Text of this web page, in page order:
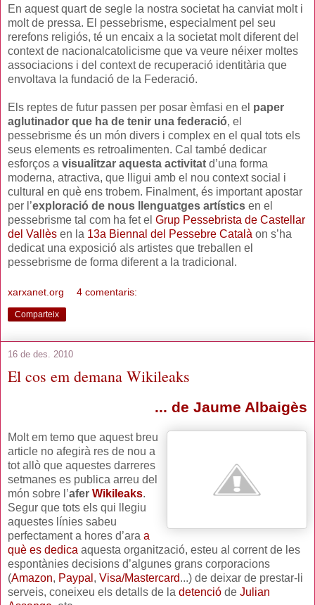
En aquest quart de segle la nostra societat ha canviat molt i
molt de pressa. El pessebrisme, especialment pel seu
rerefons religiós, té un encaix a la societat molt diferent del
context de nacionalcatolicisme que va veure néixer moltes
associacions i del context de recuperació identitària que
envoltava la fundació de la Federació.
Els reptes de futur passen per posar èmfasi en el paper
aglutinador que ha de tenir una federació, el
pessebrisme és un món divers i complex en el qual tots els
seus elements es retroalimenten. Cal també dedicar
esforços a visualitzar aquesta activitat d’una forma
moderna, atractiva, que lligui amb el nou context social i
cultural en què ens trobem. Finalment, és important apostar
per l’exploració de nous llenguatges artístics en el
pessebrisme tal com ha fet el Grup Pessebrista de Castellar
del Vallès en la 13a Biennal del Pessebre Català on s’ha
dedicat una exposició als artistes que treballen el
pessebrisme de forma diferent a la tradicional.
xarxanet.org 4 comentaris:
Comparteix
16 de des. 2010
El cos em demana Wikileaks
... de Jaume Albaigès
Molt em temo que aquest breu
article no afegirà res de nou a
tot allò que aquestes darreres
setmanes es publica arreu del
món sobre l’afer Wikileaks.
Segur que tots els qui llegiu
aquestes línies sabeu
perfectament a hores d’ara a
què es dedica aquesta organització, esteu al corrent de les
espontànies decisions d’algunes grans corporacions
(Amazon, Paypal , Visa/Mastercard...) de deixar de prestar-li
serveis, coneixeu els detalls de la detenció de Julian